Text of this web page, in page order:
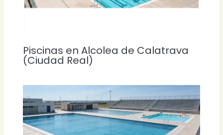
Piscinas en Alcolea de Calatrava
(Ciudad Real)